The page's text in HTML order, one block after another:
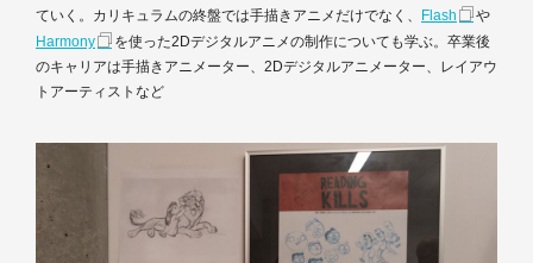
ていく。カリキュラムの終盤では手描きアニメだけでなく、
Flash
や
Harmony
を使った2Dデジタルアニメの制作についても学ぶ。卒業後
のキャリアは手描きアニメーター、2Dデジタルアニメーター、レイアウ
トアーティストなど